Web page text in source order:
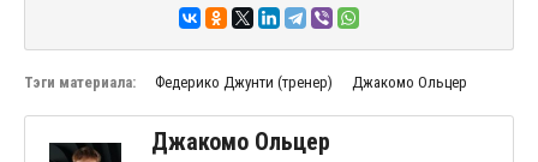
Тэги материала: Федерико Джунти (тренер) Джакомо Ольцер
Джакомо Ольцер